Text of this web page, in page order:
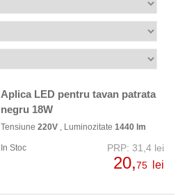
Aplica LED pentru tavan patrata
negru 18W
Tensiune 220V , Luminozitate 1440 lm
In Stoc PRP: 31,4 lei
20,75 lei